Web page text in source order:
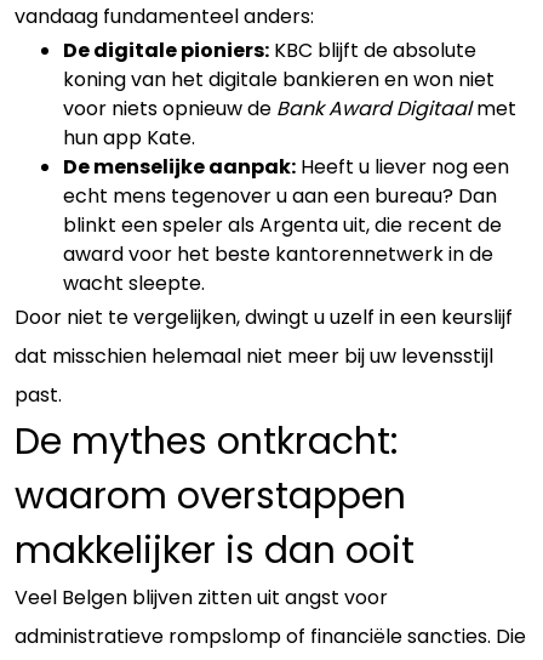
vandaag fundamenteel anders:
De digitale pioniers: KBC blijft de absolute
koning van het digitale bankieren en won niet
voor niets opnieuw de Bank Award Digitaalmet
hun app Kate.
De menselijke aanpak: Heeft u liever nog een
echt mens tegenover u aan een bureau? Dan
blinkt een speler als Argenta uit, die recent de
award voor het beste kantorennetwerk in de
wacht sleepte.
Door niet te vergelijken, dwingt u uzelf in een keurslijf
dat misschien helemaal niet meer bij uw levensstijl
past.
De mythes ontkracht:
waarom overstappen
makkelijker is dan ooit
Veel Belgen blijven zitten uit angst voor
administratieve rompslomp of financiële sancties. Die